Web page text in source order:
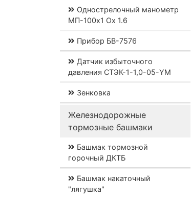
Однострелочный манометр
МП-100x1 Ох 1.6
Прибор БВ-7576
Датчик избыточного
давления СТЭК-1-1,0-05-YM
Зенковка
Железнодорожные
тормозные башмаки
Башмак тормозной
горочный ДКТБ
Башмак накаточный
"лягушка"